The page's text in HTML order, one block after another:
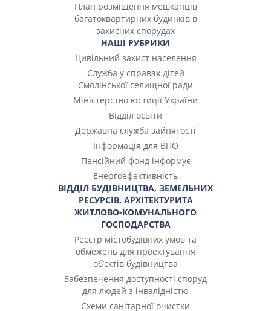
План розміщення мешканців
багатоквартирних будинків в
захисних спорудах
НАШІ РУБРИКИ
Цивільний захист населення
Служба у справах дітей
Смолінської селищної ради
Міністерство юстиції України
Відділ освіти
Державна служба зайнятості
Інформація для ВПО
Пенсійний фонд інформує
Енергоефективність
ВІДДІЛ БУДІВНИЦТВА, ЗЕМЕЛЬНИХ
РЕСУРСІВ, АРХІТЕКТУРИТА
ЖИТЛОВО-КОМУНАЛЬНОГО
ГОСПОДАРСТВА
Реєстр містобудівних умов та
обмежень для проектування
об’єктів будівництва
Забезпечення доступності споруд
для людей з інвалідністю
Cхеми санітарної очистки